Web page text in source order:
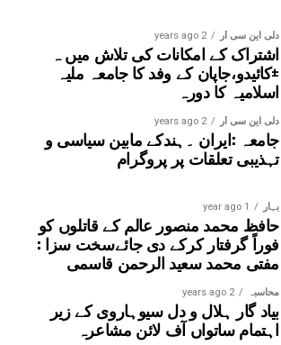
دلی این سی آر 2 years ago
اشتراک کے امکانات کی تلاش میں ہ
±کائیدو،جاپان کے وفد کا جامعہ ملیہ
اسلامیہ کا دورہ
دلی این سی آر 2 years ago
جامعہ :ایران ۔ہندکے مابین سیاسی و
تہذیبی تعلقات پر پروگرام
بہار 1 year ago
حافظ محمد منصور عالم کے قاتلوں کو
فوراً گرفتار کرکے دی جائےسخت سزا :
مفتی محمد سعید الرحمن قاسمی
محاسبہ 2 years ago
بیاد گار ہلال و دل سیوہاروی کے زیر
اہتمام ساتواں آف لائن مشاعرہ